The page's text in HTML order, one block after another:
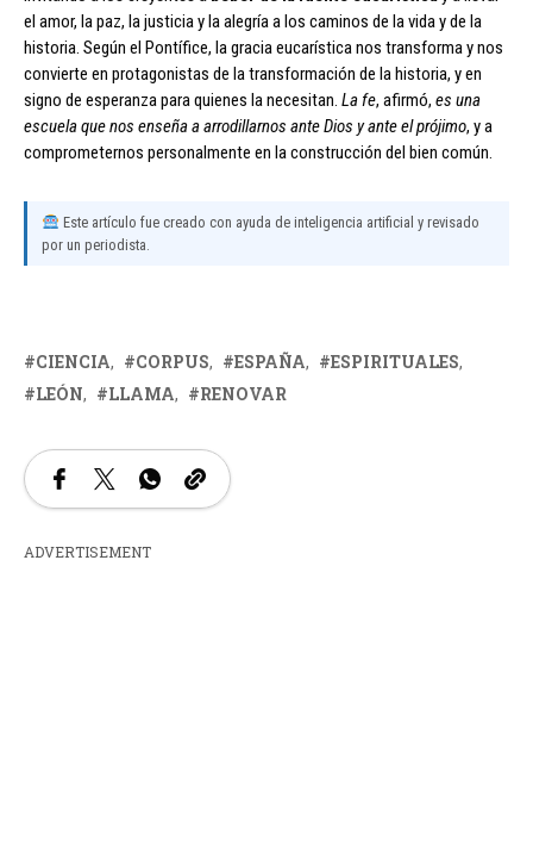
el amor, la paz, la justicia y la alegría a los caminos de la vida y de la
historia. Según el Pontífice, la gracia eucarística nos transforma y nos
convierte en protagonistas de la transformación de la historia, y en
signo de esperanza para quienes la necesitan. La fe, afirmó, es una
escuela que nos enseña a arrodillarnos ante Dios y ante el prójimo, y a
comprometernos personalmente en la construcción del bien común.
Este artículo fue creado con ayuda de inteligencia artificial y revisado
por un periodista.
CIENCIA CORPUS ESPAÑA
ESPIRITUALES
LEÓN
LLAMA RENOVAR
ADVERTISEMENT